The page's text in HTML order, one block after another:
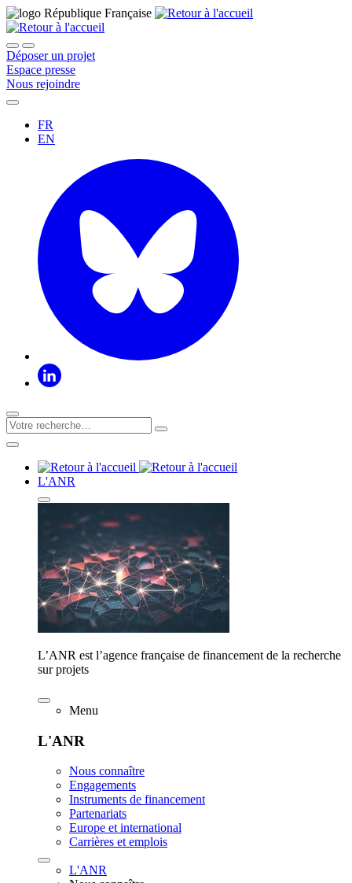
Déposer un projet
Espace presse
Nous rejoindre
FR
EN
L'ANR
L’ANR est l’agence française de financement de la recherche
sur projets
Menu
L'ANR
Nous connaître
Engagements
Instruments de financement
Partenariats
Europe et international
Carrières et emplois
L'ANR